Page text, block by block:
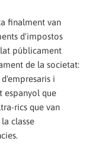
finalment van
d'impostos
públicament
de la societat:
i
espanyol que
rics que van
classe